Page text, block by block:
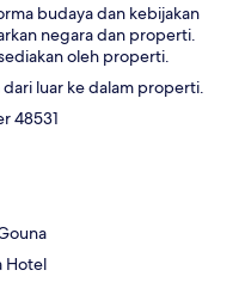
budaya dan kebijakan
negara dan properti.
oleh properti.
luar ke dalam properti.
48531
Hotel